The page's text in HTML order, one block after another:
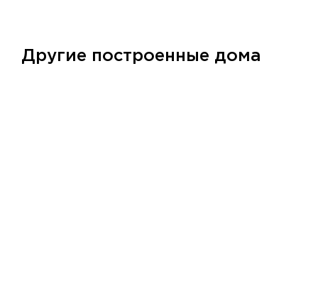
Другие построенные дома